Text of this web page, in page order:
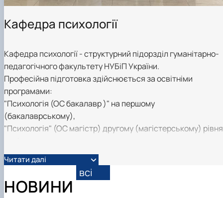
Кафедра психології
Кафедра психології - структурний підорзділ гуманітарно-
педагогічного факультету НУБіП України.
Професійна підготовка здійснюється за освітніми
програмами:
"Психологія (ОС бакалавр )" на першому
(бакалаврському),
"Психологія" (ОС магістр) другому (магістерському)
за освітньо-науковою програмою "Психологія" (PhD) на
третьому (освітньо-ннауковому рівні).
Читати далі
НОВИНИ
всі